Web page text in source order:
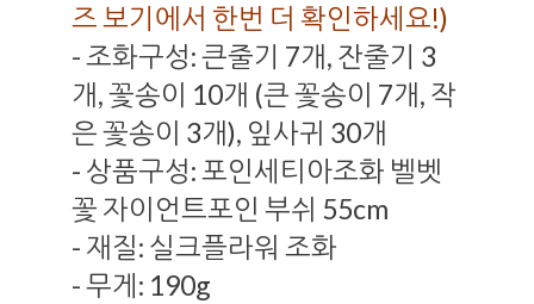
즈 보기에서 한번 더 확인하세요!)
- 조화구성: 큰줄기 7개, 잔줄기 3
개, 꽃송이 10개 (큰 꽃송이 7개, 작
은 꽃송이 3개), 잎사귀 30개
- 상품구성: 포인세티아조화 벨벳
꽃 자이언트포인 부쉬 55cm
- 재질: 실크플라워 조화
- 무게: 190g